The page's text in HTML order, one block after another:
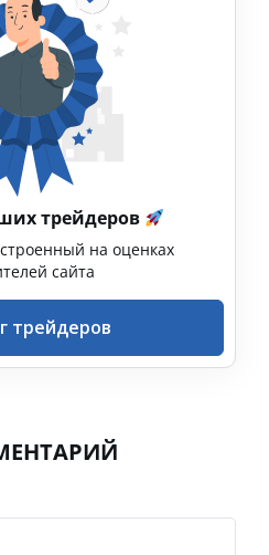
трейдеров
на оценках
сайта
трейдеров